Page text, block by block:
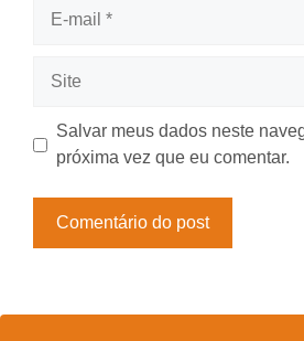
Salvar meus dados neste
próxima vez que eu comentar.